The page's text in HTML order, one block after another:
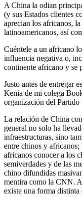
A China la odian
(y sus Estados clientes
aprecian los africanos,
latinoamericanos, así
Cuéntele a un africano
influencia negativa o,
continente africano y se
Justo antes de entregar
Kenia de mi colega
organización del
La relación de China
general no solo ha
infraestructuras, sino
entre chinos y
africanos conocer a los
semiverdades y de las
chino difundidas
mentira como la CNN.
existe una forma distinta